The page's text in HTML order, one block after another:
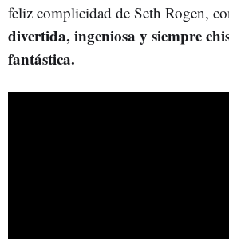
feliz complicidad de Seth Rogen,
divertida, ingeniosa y siempre
fantástica.